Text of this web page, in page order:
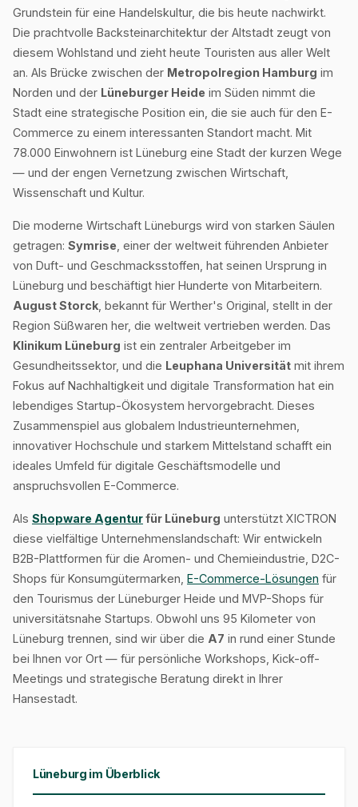
Grundstein für eine Handelskultur, die bis heute nachwirkt.
Die prachtvolle Backsteinarchitektur der Altstadt zeugt von
diesem Wohlstand und zieht heute Touristen aus aller Welt
an. Als Brücke zwischen der Metropolregion Hamburg im
Norden und der Lüneburger Heide im Süden nimmt die
Stadt eine strategische Position ein, die sie auch für den E-
Commerce zu einem interessanten Standort macht. Mit
78.000 Einwohnern ist Lüneburg eine Stadt der kurzen Wege
— und der engen Vernetzung zwischen Wirtschaft,
Wissenschaft und Kultur.
Die moderne Wirtschaft Lüneburgs wird von starken Säulen
getragen: Symrise , einer der weltweit führenden Anbieter
von Duft- und Geschmacksstoffen, hat seinen Ursprung in
Lüneburg und beschäftigt hier Hunderte von Mitarbeitern.
August Storck , bekannt für Werther's Original, stellt in der
Region Süßwaren her, die weltweit vertrieben werden. Das
Klinikum Lüneburg ist ein zentraler Arbeitgeber im
Gesundheitssektor, und die Leuphana Universität mit ihrem
Fokus auf Nachhaltigkeit und digitale Transformation hat ein
lebendiges Startup-Ökosystem hervorgebracht. Dieses
Zusammenspiel aus globalem Industrieunternehmen,
innovativer Hochschule und starkem Mittelstand schafft ein
ideales Umfeld für digitale Geschäftsmodelle und
anspruchsvollen E-Commerce.
Als Shopware Agenturfür Lüneburg unterstützt XICTRON
diese vielfältige Unternehmenslandschaft: Wir entwickeln
B2B-Plattformen für die Aromen- und Chemieindustrie, D2C-
Shops für Konsumgütermarken, E-Commerce-Lösungen für
den Tourismus der Lüneburger Heide und MVP-Shops für
universitätsnahe Startups. Obwohl uns 95 Kilometer von
Lüneburg trennen, sind wir über die A7 in rund einer Stunde
bei Ihnen vor Ort — für persönliche Workshops, Kick-off-
Meetings und strategische Beratung direkt in Ihrer
Hansestadt.
Lüneburg im Überblick